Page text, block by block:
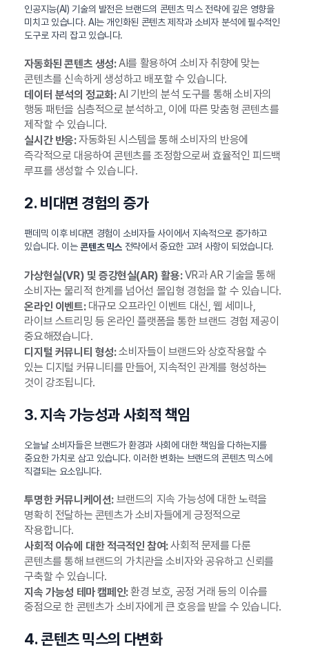
인공지능(AI) 기술의 발전은 브랜드의 콘텐츠 믹스 전략에 깊은 영향을
미치고 있습니다. AI는 개인화된 콘텐츠 제작과 소비자 분석에 필수적인
도구로 자리 잡고 있습니다.
자동화된 콘텐츠 생성:AI를 활용하여 소비자 취향에 맞는
콘텐츠를 신속하게 생성하고 배포할 수 있습니다.
데이터 분석의 정교화:AI 기반의 분석 도구를 통해 소비자의
행동 패턴을 심층적으로 분석하고, 이에 따른 맞춤형 콘텐츠를
제작할 수 있습니다.
실시간 반응:자동화된 시스템을 통해 소비자의 반응에
즉각적으로 대응하여 콘텐츠를 조정함으로써 효율적인 피드백
루프를 생성할 수 있습니다.
2. 비대면 경험의 증가
팬데믹 이후 비대면 경험이 소비자들 사이에서 지속적으로 증가하고
있습니다. 이는콘텐츠 믹스 전략에서 중요한 고려 사항이 되었습니다.
가상현실(VR) 및 증강현실(AR) 활용:VR과 AR 기술을 통해
소비자는 물리적 한계를 넘어선 몰입형 경험을 할 수 있습니다.
온라인 이벤트:대규모 오프라인 이벤트 대신, 웹 세미나,
라이브 스트리밍 등 온라인 플랫폼을 통한 브랜드 경험 제공이
중요해졌습니다.
디지털 커뮤니티 형성:소비자들이 브랜드와 상호작용할 수
있는 디지털 커뮤니티를 만들어, 지속적인 관계를 형성하는
것이 강조됩니다.
3. 지속 가능성과 사회적 책임
오늘날 소비자들은 브랜드가 환경과 사회에 대한 책임을 다하는지를
중요한 가치로 삼고 있습니다. 이러한 변화는 브랜드의 콘텐츠 믹스에
직결되는 요소입니다.
투명한 커뮤니케이션:브랜드의 지속 가능성에 대한 노력을
명확히 전달하는 콘텐츠가 소비자들에게 긍정적으로
작용합니다.
사회적 이슈에 대한 적극적인 참여:사회적 문제를 다룬
콘텐츠를 통해 브랜드의 가치관을 소비자와 공유하고 신뢰를
구축할 수 있습니다.
지속 가능성 테마 캠페인:환경 보호, 공정 거래 등의 이슈를
중점으로 한 콘텐츠가 소비자에게 큰 호응을 받을 수 있습니다.
4. 콘텐츠 믹스의 다변화